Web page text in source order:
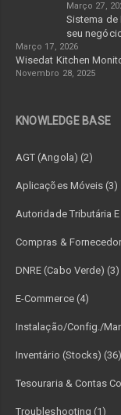
Março 27,
Sistema de
seu
Março 17, 2026
Wisedat Kitchen
Novembro 28, 2025
KNOWLEDGE BASE
AGT (Angola) (2)
Aplicações Móveis (3)
Autoridade Tributária
Compras &
DNRE (Cabo Verde) (3)
E-Commerce (4)
Instalação/Config./
Inventário (Stocks) (36)
Tesouraria & Contas
Troubleshooting (1)